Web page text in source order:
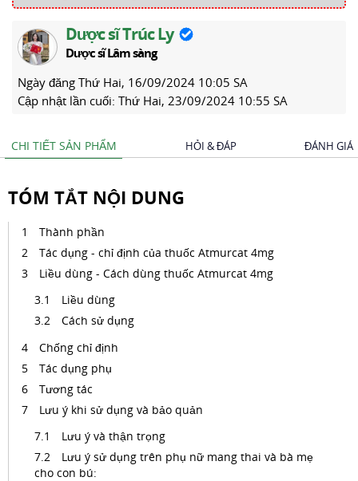
Dược sĩ Trúc Ly
Dược sĩ Lâm sàng
Ngày đăng Thứ Hai, 16/09/2024 10:05 SA
Cập nhật lần cuối: Thứ Hai, 23/09/2024 10:55 SA
CHI TIẾT SẢN PHẨM HỎI & ĐÁP ĐÁNH GIÁ
TÓM TẮT NỘI DUNG
Thành phần
Tác dụng - chỉ định của thuốc Atmurcat 4mg
Liều dùng - Cách dùng thuốc Atmurcat 4mg
Liều dùng
Cách sử dụng
Chống chỉ định
Tác dụng phụ
Tương tác
Lưu ý khi sử dụng và bảo quản
Lưu ý và thận trọng
Lưu ý sử dụng trên phụ nữ mang thai và bà mẹ
cho con bú: